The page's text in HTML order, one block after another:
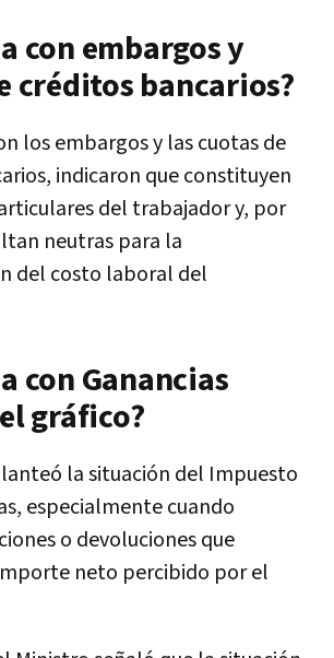
con embargos y
créditos bancarios?
los embargos y las cuotas de
indicaron que constituyen
del trabajador y, por
neutras para la
del costo laboral del
con Ganancias
gráfico?
la situación del Impuesto
especialmente cuando
o devoluciones que
neto percibido por el